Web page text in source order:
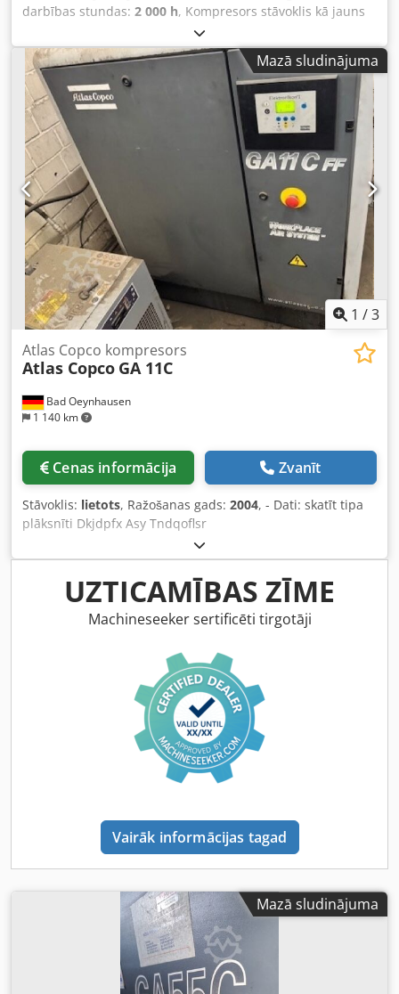
darbības stundas: 2 000 h, Kompresors stāvoklis kā jauns
(demonstrācijas kompresors), tikai 2000 darba stundas.
Mēs esam oficiālie dīleri. Jauna iekārtas kataloga cena: 32
074 eiro. Galvenās īpašības: Dkjdpfxszdf Iys Afljr
Maksimālais spiediens: 10 bar Jauda: 15 kW / 20 ZS Ražība:
2940 litri/minūtē
Mazā sludinājuma
1 /3
Bad Oeynhausen
1 140 km
Atlas Copco kompresors
Atlas Copco GA 11C
Cenas informācija Zvanīt
Stāvoklis: lietots, Ražošanas gads: 2004, - Dati: skatīt tipa
plāksnīti Dkjdpfx Asy Tndqoflsr
UZTICAMĪBAS ZĪME
Machineseeker sertificēti tirgotāji
Vairāk informācijas tagad
Mazā sludinājuma